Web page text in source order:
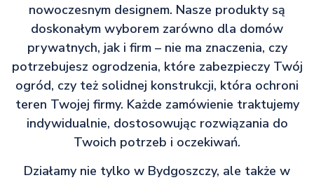
nowoczesnym designem. Nasze produkty są
doskonałym wyborem zarówno dla domów
prywatnych, jak i firm – nie ma znaczenia, czy
potrzebujesz ogrodzenia, które zabezpieczy Twój
ogród, czy też solidnej konstrukcji, która ochroni
teren Twojej firmy. Każde zamówienie traktujemy
indywidualnie, dostosowując rozwiązania do
Twoich potrzeb i oczekiwań.
Działamy nie tylko w Bydgoszczy, ale także w